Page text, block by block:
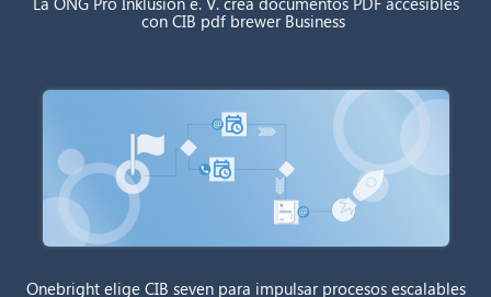
con CIB pdf brewer Business
Onebright elige CIB seven para impulsar procesos escalables